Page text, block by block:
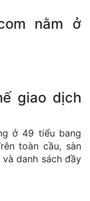
nằm ở
giao dịch
ở 49 tiểu bang
toàn cầu, sàn
danh sách đầy